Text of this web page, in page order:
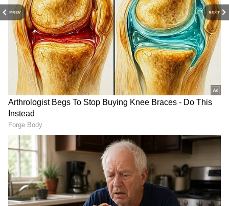
PREV NEXT
హైద‌రాబాద్‌లోని సుచిత్ర స‌ర్కిల్‌కు
ఆ పేరు ఎలా వ‌చ్చిందో తెలుసా.?
కీలక నిర్ణ‌యం.